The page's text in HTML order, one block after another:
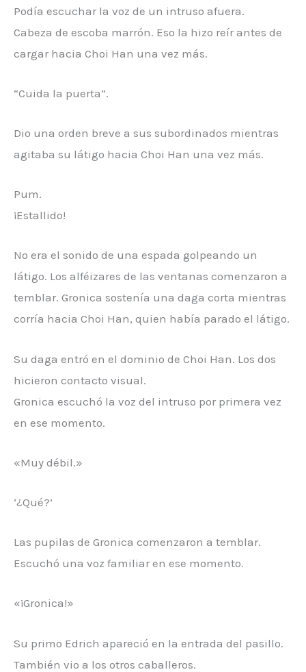
Podía escuchar la voz de un intruso afuera.
Cabeza de escoba marrón. Eso la hizo reír antes de
cargar hacia Choi Han una vez más.
“Cuida la puerta”.
Dio una orden breve a sus subordinados mientras
agitaba su látigo hacia Choi Han una vez más.
Pum.
¡Estallido!
No era el sonido de una espada golpeando un
látigo. Los alféizares de las ventanas comenzaron a
temblar. Gronica sostenía una daga corta mientras
corría hacia Choi Han, quien había parado el látigo.
Su daga entró en el dominio de Choi Han. Los dos
hicieron contacto visual.
Gronica escuchó la voz del intruso por primera vez
en ese momento.
«Muy débil.»
‘¿Qué?’
Las pupilas de Gronica comenzaron a temblar.
Escuchó una voz familiar en ese momento.
«¡Gronica!»
Su primo Edrich apareció en la entrada del pasillo.
También vio a los otros caballeros.